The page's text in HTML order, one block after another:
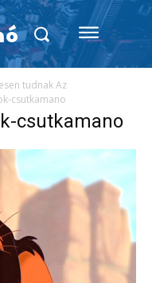
tudnak Az
csutkamano
csutkamano